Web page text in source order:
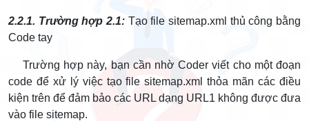
2.2.1. Trường hợp 2.1: Tạo file sitemap.xml thủ công bằng
Code tay
Trường hợp này, bạn cần nhờ Coder viết cho một đoạn
code để xử lý việc tạo file sitemap.xml thỏa mãn các điều
kiện trên để đảm bảo các URL dạng URL1 không được đưa
vào file sitemap.